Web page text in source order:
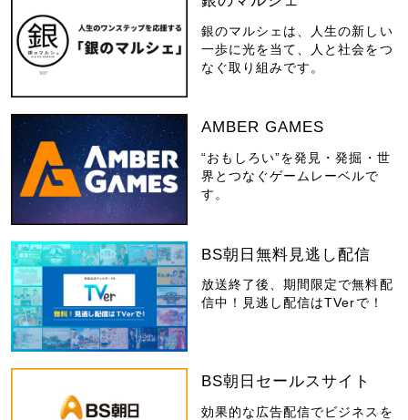
銀のマルシェは、人生の新しい
一歩に光を当て、人と社会をつ
なぐ取り組みです。
AMBER GAMES
“おもしろい”を発見・発掘・世
界とつなぐゲームレーベルで
す。
BS朝日無料見逃し配信
放送終了後、期間限定で無料配
信中！見逃し配信はTVerで！
BS朝日セールスサイト
効果的な広告配信でビジネスを